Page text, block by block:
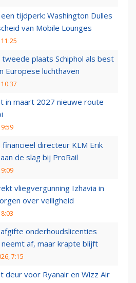
tijdperk: Washington Dulles
van Mobile Lounges
plaats Schiphol als best
Europese luchthaven
in maart 2027 nieuwe route
financieel directeur KLM Erik
de slag bij ProRail
vliegvergunning Izhavia in
over veiligheid
onderhoudslicenties
af, maar krapte blijft
7:15
deur voor Ryanair en Wizz Air